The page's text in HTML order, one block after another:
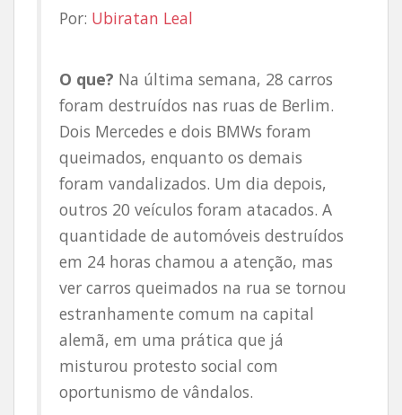
Por: Ubiratan Leal
O que? Na última semana, 28 carros
foram destruídos nas ruas de Berlim.
Dois Mercedes e dois BMWs foram
queimados, enquanto os demais
foram vandalizados. Um dia depois,
outros 20 veículos foram atacados. A
quantidade de automóveis destruídos
em 24 horas chamou a atenção, mas
ver carros queimados na rua se tornou
estranhamente comum na capital
alemã, em uma prática que já
misturou protesto social com
oportunismo de vândalos.